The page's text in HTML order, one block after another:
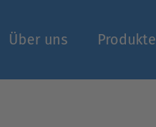
Über uns Produkte